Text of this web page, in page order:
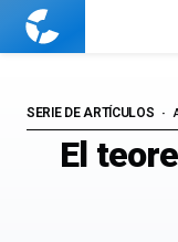
Cuaderno
El
SERIE DE ARTÍCULOS